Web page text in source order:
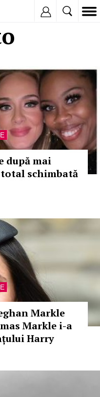
după mai
schimbată
Markle
Markle i-a
Harry